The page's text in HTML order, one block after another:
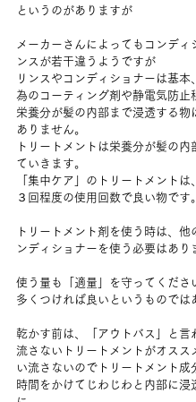
というのがありますが
メーカーさんによってもコンディ
ンスが若干違うようですが
リンスやコンディショナーは基本
為のコーティング剤や静電気防止
栄養分が髪の内部まで浸透する物
ありません。
トリートメントは栄養分が髪の内
ていきます。
「集中ケア」のトリートメントは
３回程度の使用回数で良い物です。
トリートメント剤を使う時は、他
ンディショナーを使う必要はあり
使う量も「適量」を守ってくださ
多くつければ良いというものでは
乾かす前は、「アウトバス」と言
流さないトリートメントがオスス
い流さないのでトリートメント成
時間をかけてじわじわと内部に浸